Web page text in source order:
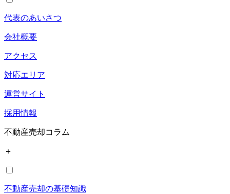
代表のあいさつ
会社概要
アクセス
対応エリア
運営サイト
採用情報
不動産売却コラム
＋
不動産売却の基礎知識